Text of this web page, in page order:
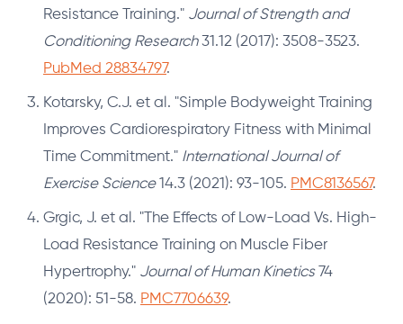
Resistance Training." Journal of Strength and
Conditioning Research31.12 (2017): 3508-3523.
PubMed 28834797.
Kotarsky, C.J. et al. "Simple Bodyweight Training
Improves Cardiorespiratory Fitness with Minimal
Time Commitment." International Journal of
Exercise Science14.3 (2021): 93-105. PMC8136567.
Grgic, J. et al. "The Effects of Low-Load Vs. High-
Load Resistance Training on Muscle Fiber
Hypertrophy." Journal of Human Kinetics74
(2020): 51-58. PMC7706639.